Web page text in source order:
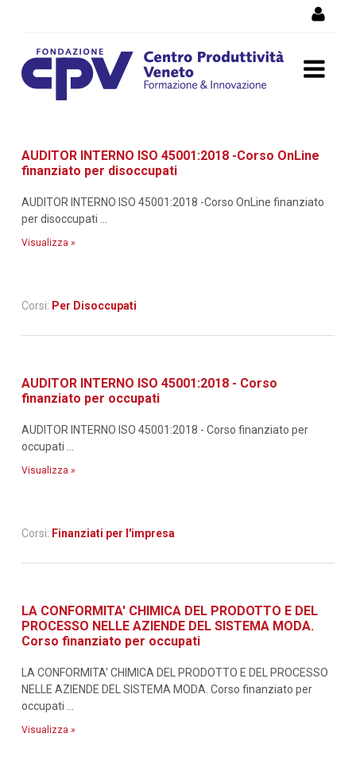
formazione
AUDITOR INTERNO ISO 45001:2018 -Corso OnLine
finanziato per disoccupati
AUDITOR INTERNO ISO 45001:2018 -Corso OnLine finanziato
per disoccupati ...
Visualizza »
Corsi: Per Disoccupati
AUDITOR INTERNO ISO 45001:2018 - Corso
finanziato per occupati
AUDITOR INTERNO ISO 45001:2018 - Corso finanziato per
occupati ...
Visualizza »
Corsi: Finanziati per l'impresa
LA CONFORMITA' CHIMICA DEL PRODOTTO E DEL
PROCESSO NELLE AZIENDE DEL SISTEMA MODA.
Corso finanziato per occupati
LA CONFORMITA' CHIMICA DEL PRODOTTO E DEL PROCESSO
NELLE AZIENDE DEL SISTEMA MODA. Corso finanziato per
occupati ...
Visualizza »